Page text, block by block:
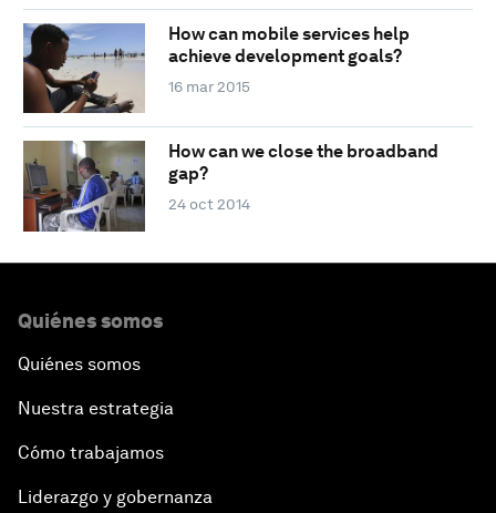
How can mobile services help
achieve development goals?
16 mar 2015
How can we close the broadband
gap?
24 oct 2014
Quiénes somos
Quiénes somos
Nuestra estrategia
Cómo trabajamos
Liderazgo y gobernanza